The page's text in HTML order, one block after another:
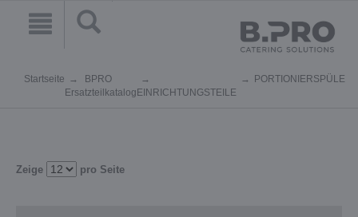
Startseite
BPRO
Ersatzteilkatalog EINRICHTUNGSTEILE
PORTIONIERSPÜLE
Zeige pro Seite